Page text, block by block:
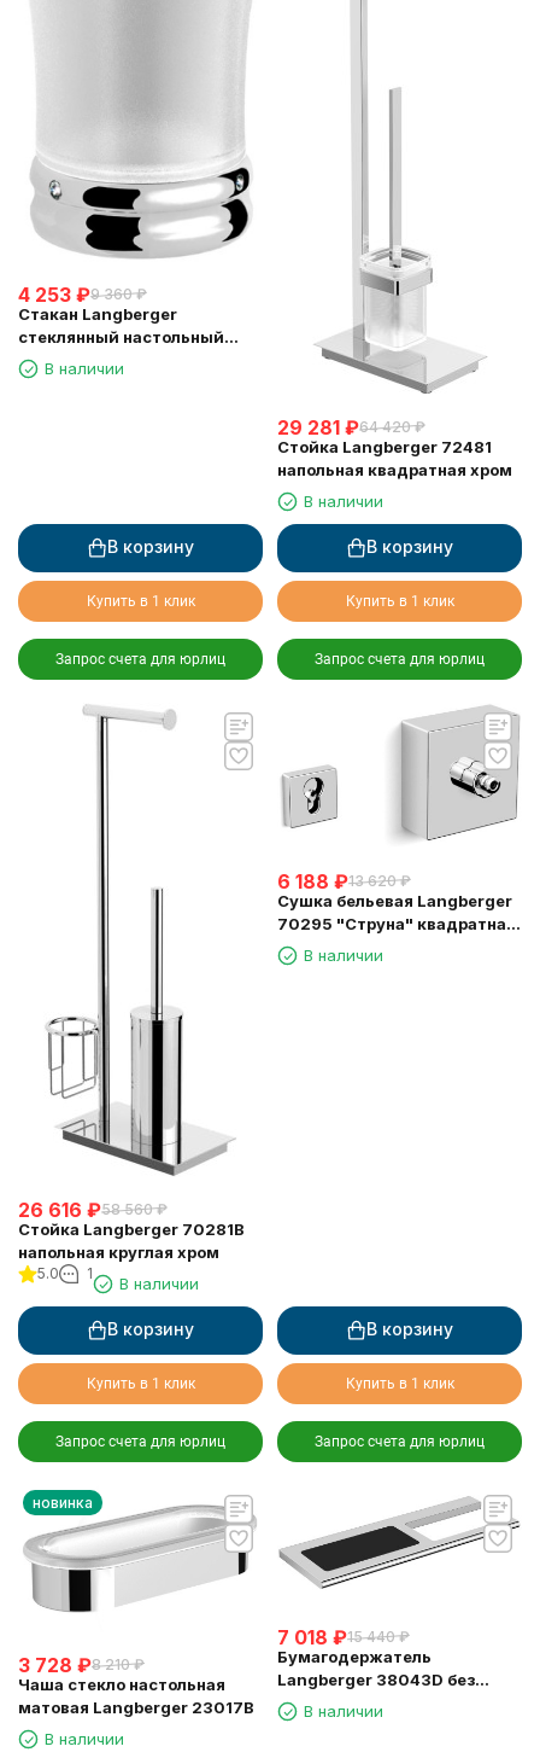
4 253 ₽9 360 ₽
Стакан Langberger
стеклянный настольный
круглый "Swarovski" 22213A
В наличии
В корзину
Купить в 1 клик
Запрос счета для юрлиц
29 281 ₽64 420 ₽
Стойка Langberger 72481
напольная квадратная хром
В наличии
В корзину
Купить в 1 клик
Запрос счета для юрлиц
26 616 ₽58 560 ₽
Стойка Langberger 70281B
напольная круглая хром
5.0 1
В наличии
В корзину
Купить в 1 клик
Запрос счета для юрлиц
6 188 ₽13 620 ₽
Сушка бельевая Langberger
70295 "Струна" квадратная
длина 2,5м.
В наличии
В корзину
Купить в 1 клик
Запрос счета для юрлиц
новинка
3 728 ₽8 210 ₽
Чаша стекло настольная
матовая Langberger 23017B
В наличии
7 018 ₽15 440 ₽
Бумагодержатель
Langberger 38043D без
крышки хром с полкой с
резиновым покрытием anti-
В наличии